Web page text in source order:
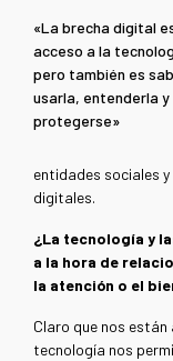
«La brecha digital
acceso a la
pero también es
usarla, entenderla y
protegerse»
entidades sociales
digitales.
¿La tecnología y
a la hora de
la atención o el
Claro que nos
tecnología nos